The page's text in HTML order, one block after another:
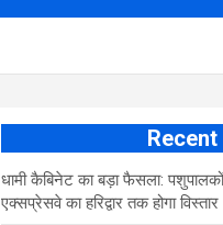
​धामी कैबिनेट का बड़ा फैसला:
एक्सप्रेसवे का हरिद्वार तक होगा विस्तार